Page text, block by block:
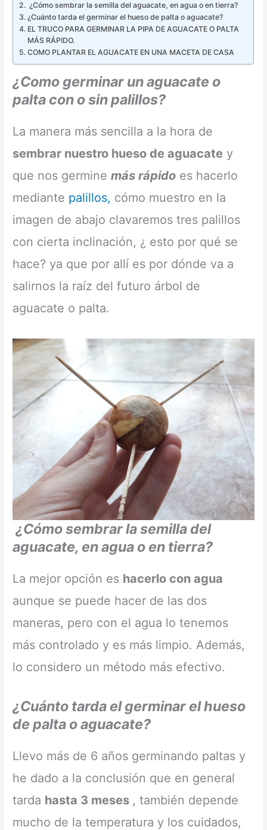
¿Cómo sembrar la semilla del aguacate, en agua o en tierra?
¿Cuánto tarda el germinar el hueso de palta o aguacate?
EL TRUCO PARA GERMINAR LA PIPA DE AGUACATE O PALTA
MÁS RÁPIDO.
COMO PLANTAR EL AGUACATE EN UNA MACETA DE CASA
¿Como germinar un aguacate o
palta con o sin palillos?
La manera más sencilla a la hora de
sembrar nuestro hueso de aguacate y
que nos germinemás rápido es hacerlo
mediante palillos, cómo muestro en la
imagen de abajo clavaremos tres palillos
con cierta inclinación, ¿ esto por qué se
hace? ya que por allí es por dónde va a
salirnos la raíz del futuro árbol de
aguacate o palta.
¿Cómo sembrar la semilla del
aguacate, en agua o en tierra?
La mejor opción es hacerlo con agua
aunque se puede hacer de las dos
maneras, pero con el agua lo tenemos
más controlado y es más limpio. Además,
lo considero un método más efectivo.
¿Cuánto tarda el germinar el hueso
de palta o aguacate?
Llevo más de 6 años germinando paltas y
he dado a la conclusión que en general
tarda hasta 3 meses , también depende
mucho de la temperatura y los cuidados,